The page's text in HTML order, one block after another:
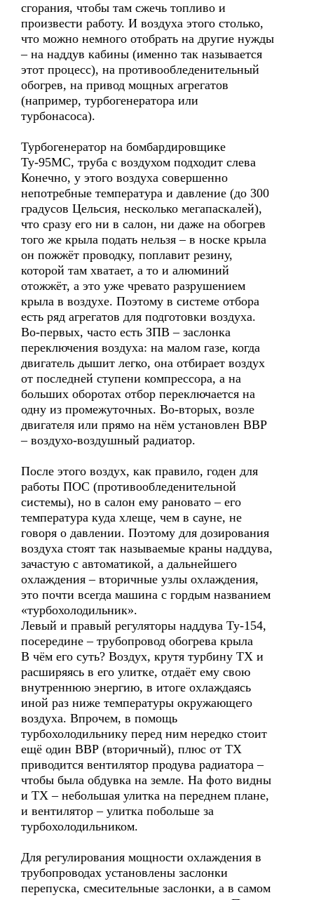
сгорания, чтобы там сжечь топливо и
произвести работу. И воздуха этого столько,
что можно немного отобрать на другие нужды
– на наддув кабины (именно так называется
этот процесс), на противообледенительный
обогрев, на привод мощных агрегатов
(например, турбогенератора или
турбонасоса).
Турбогенератор на бомбардировщике
Ту-95МС, труба с воздухом подходит слева
Конечно, у этого воздуха совершенно
непотребные температура и давление (до 300
градусов Цельсия, несколько мегапаскалей),
что сразу его ни в салон, ни даже на обогрев
того же крыла подать нельзя – в носке крыла
он пожжёт проводку, поплавит резину,
которой там хватает, а то и алюминий
отожжёт, а это уже чревато разрушением
крыла в воздухе. Поэтому в системе отбора
есть ряд агрегатов для подготовки воздуха.
Во-первых, часто есть ЗПВ – заслонка
переключения воздуха: на малом газе, когда
двигатель дышит легко, она отбирает воздух
от последней ступени компрессора, а на
больших оборотах отбор переключается на
одну из промежуточных. Во-вторых, возле
двигателя или прямо на нём установлен ВВР
– воздухо-воздушный радиатор.
После этого воздух, как правило, годен для
работы ПОС (противообледенительной
системы), но в салон ему рановато – его
температура куда хлеще, чем в сауне, не
говоря о давлении. Поэтому для дозирования
воздуха стоят так называемые краны наддува,
зачастую с автоматикой, а дальнейшего
охлаждения – вторичные узлы охлаждения,
это почти всегда машина с гордым названием
«турбохолодильник».
Левый и правый регуляторы наддува Ту-154,
посередине – трубопровод обогрева крыла
В чём его суть? Воздух, крутя турбину ТХ и
расширяясь в его улитке, отдаёт ему свою
внутреннюю энергию, в итоге охлаждаясь
иной раз ниже температуры окружающего
воздуха. Впрочем, в помощь
турбохолодильнику перед ним нередко стоит
ещё один ВВР (вторичный), плюс от ТХ
приводится вентилятор продува радиатора –
чтобы была обдувка на земле. На фото видны
и ТХ – небольшая улитка на переднем плане,
и вентилятор – улитка побольше за
турбохолодильником.
Для регулирования мощности охлаждения в
трубопроводах установлены заслонки
перепуска, смесительные заслонки, а в самом